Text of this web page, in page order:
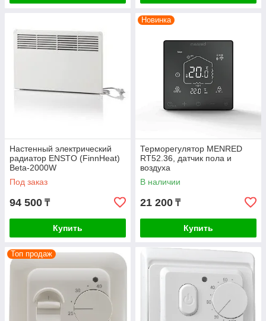
Настенный электрический
радиатор ENSTO (FinnHeat)
Beta-2000W
Под заказ
94 500 ₸
Купить
Новинка
Терморегулятор MENRED
RТ52.36, датчик пола и
воздуха
В наличии
21 200 ₸
Купить
Топ продаж